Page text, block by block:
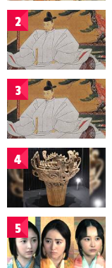
2
3
4
5